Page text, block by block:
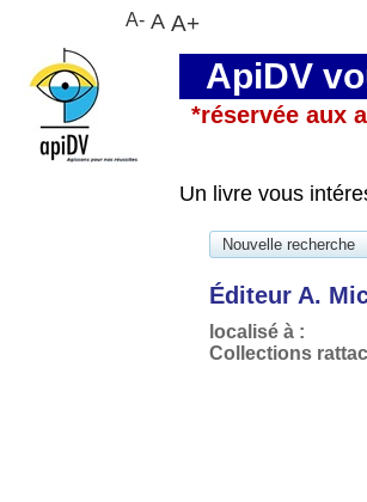
ApiDV
*réservée aux
Un livre vous
Nouvelle recherche
Éditeur A.
localisé à :
Collections
A- A A+